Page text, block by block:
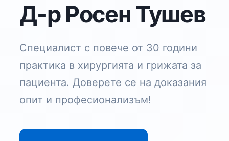
Д-р Росен Тушев
Специалист с повече от 30 години
практика в хирургията и грижата за
пациента. Доверете се на доказания
опит и професионализъм!